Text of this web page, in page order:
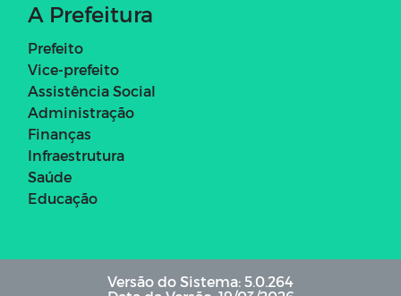
A Prefeitura
Prefeito
Vice-prefeito
Assistência Social
Administração
Finanças
Infraestrutura
Saúde
Educação
Versão do Sistema: 5.0.264